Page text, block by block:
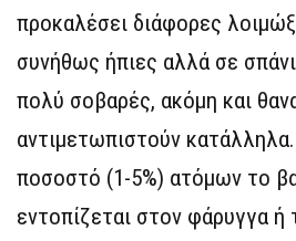
προκαλέσει διάφορες
συνήθως ήπιες αλλά σε
πολύ σοβαρές, ακόμη και
αντιμετωπιστούν
ποσοστό (1-5%) ατόμων το
εντοπίζεται στον φάρυγγα ή